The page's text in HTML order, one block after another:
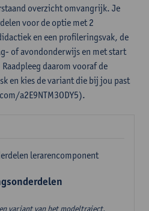
overzicht omvangrijk. Je
voor de optie met 2
en een profileringsvak, de
of avondonderwijs en met start
daarom vooraf de
en kies de variant die bij jou past
a2E9NTM3ODY5).
lerarencomponent
variant van het modeltraject.